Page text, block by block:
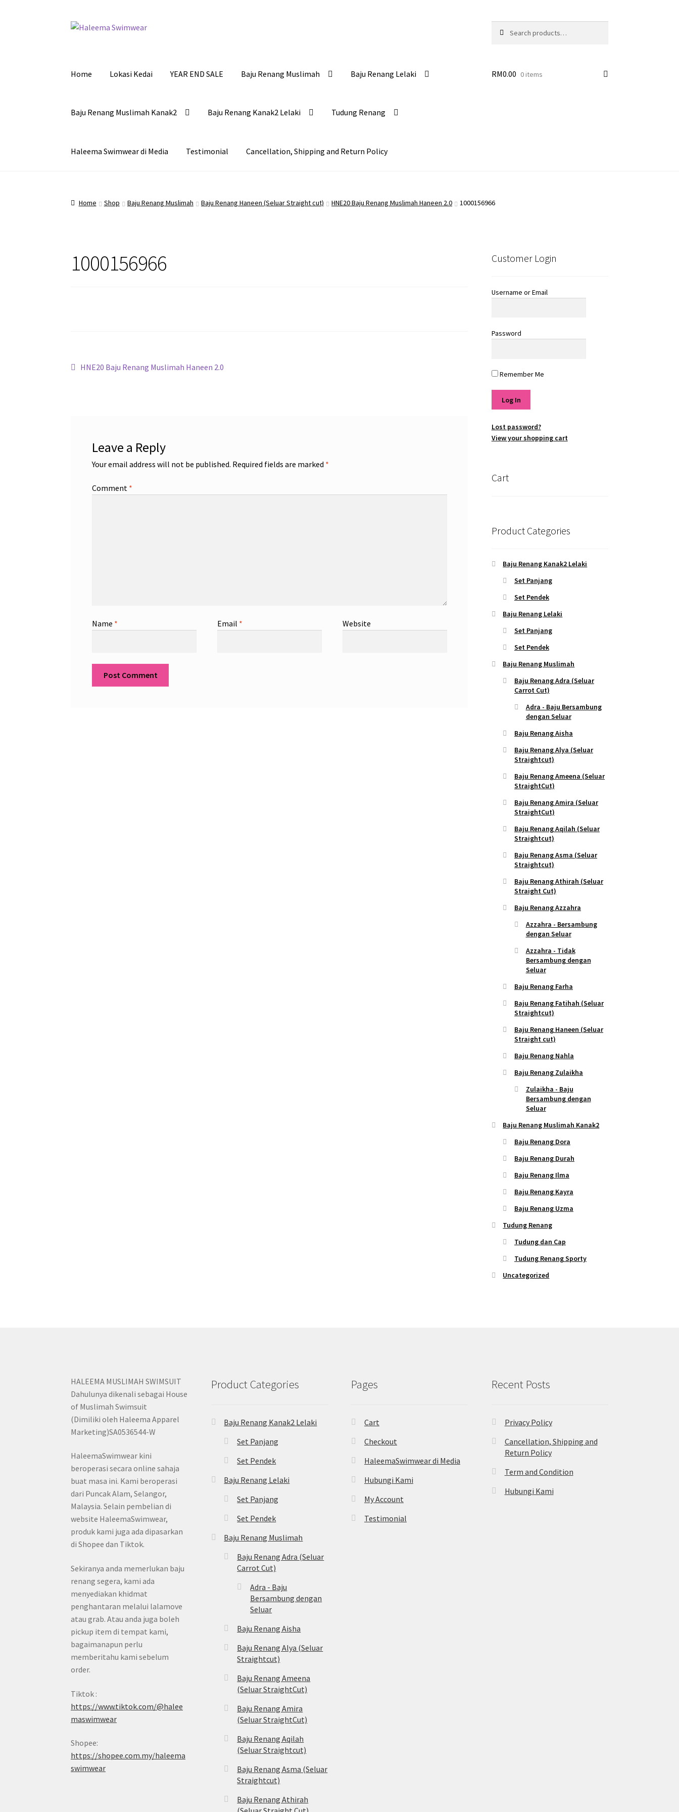
Skip
Skip
for:
Home Lokasi Kedai YEAR END SALE Baju Renang Muslimah Baju Renang Lelaki
Baju Renang Muslimah Kanak2 Baju Renang Kanak2 Lelaki Tudung Renang
Haleema Swimwear di Media Testimonial Cancellation, Shipping and Return Policy
RM0.00 0 items
Home Shop Baju Renang Muslimah Baju Renang Haneen (Seluar Straight cut) HNE20 Baju Renang Muslimah Haneen 2.0 1000156966
1000156966
Post
Previous
HNE20 Baju Renang Muslimah Haneen 2.0
Leave a Reply
Your email address will not be published. Required fields are marked *
Comment *
Name * Email * Website
Customer Login
Username or Email
Password
Remember Me
Lost password?
View your shopping cart
Cart
Product Categories
Baju Renang Kanak2 Lelaki
Set Panjang
Set Pendek
Baju Renang Lelaki
Set Panjang
Set Pendek
Baju Renang Muslimah
Baju Renang Adra (Seluar
Carrot Cut)
Adra - Baju Bersambung
dengan Seluar
Baju Renang Aisha
Baju Renang Alya (Seluar
Straightcut)
Baju Renang Ameena (Seluar
StraightCut)
Baju Renang Amira (Seluar
StraightCut)
Baju Renang Aqilah (Seluar
Straightcut)
Baju Renang Asma (Seluar
Straightcut)
Baju Renang Athirah (Seluar
Straight Cut)
Baju Renang Azzahra
Azzahra - Bersambung
dengan Seluar
Azzahra - Tidak
Bersambung dengan
Seluar
Baju Renang Farha
Baju Renang Fatihah (Seluar
Straightcut)
Baju Renang Haneen (Seluar
Straight cut)
Baju Renang Nahla
Baju Renang Zulaikha
Zulaikha - Baju
Bersambung dengan
Seluar
Baju Renang Muslimah Kanak2
Baju Renang Dora
Baju Renang Durah
Baju Renang Ilma
Baju Renang Kayra
Baju Renang Uzma
Tudung Renang
Tudung dan Cap
Tudung Renang Sporty
Uncategorized
HALEEMA MUSLIMAH SWIMSUIT
Dahulunya dikenali sebagai House
of Muslimah Swimsuit
(Dimiliki oleh Haleema Apparel
Marketing)SA0536544-W
HaleemaSwimwear kini
beroperasi secara online sahaja
buat masa ini. Kami beroperasi
dari Puncak Alam, Selangor,
Malaysia. Selain pembelian di
website HaleemaSwimwear,
produk kami juga ada dipasarkan
di Shopee dan Tiktok.
Sekiranya anda memerlukan baju
renang segera, kami ada
menyediakan khidmat
penghantaran melalui lalamove
atau grab. Atau anda juga boleh
pickup item di tempat kami,
bagaimanapun perlu
memberitahu kami sebelum
order.
https://www.tiktok.com/@halee
maswimwear
Shopee:
https://shopee.com.my/haleema
swimwear
Product Categories
Baju Renang Kanak2 Lelaki
Set Panjang
Set Pendek
Baju Renang Lelaki
Set Panjang
Set Pendek
Baju Renang Muslimah
Baju Renang Adra (Seluar
Carrot Cut)
Adra - Baju
Bersambung dengan
Seluar
Baju Renang Aisha
Baju Renang Alya (Seluar
Straightcut)
Baju Renang Ameena
(Seluar StraightCut)
Baju Renang Amira
(Seluar StraightCut)
Baju Renang Aqilah
(Seluar Straightcut)
Baju Renang Asma (Seluar
Straightcut)
Baju Renang Athirah
Pages
Cart
Checkout
HaleemaSwimwear di Media
Hubungi Kami
My Account
Testimonial
Recent Posts
Privacy Policy
Cancellation, Shipping and
Return Policy
Term and Condition
Hubungi Kami